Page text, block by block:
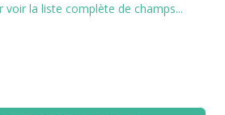
la liste complète de champs...